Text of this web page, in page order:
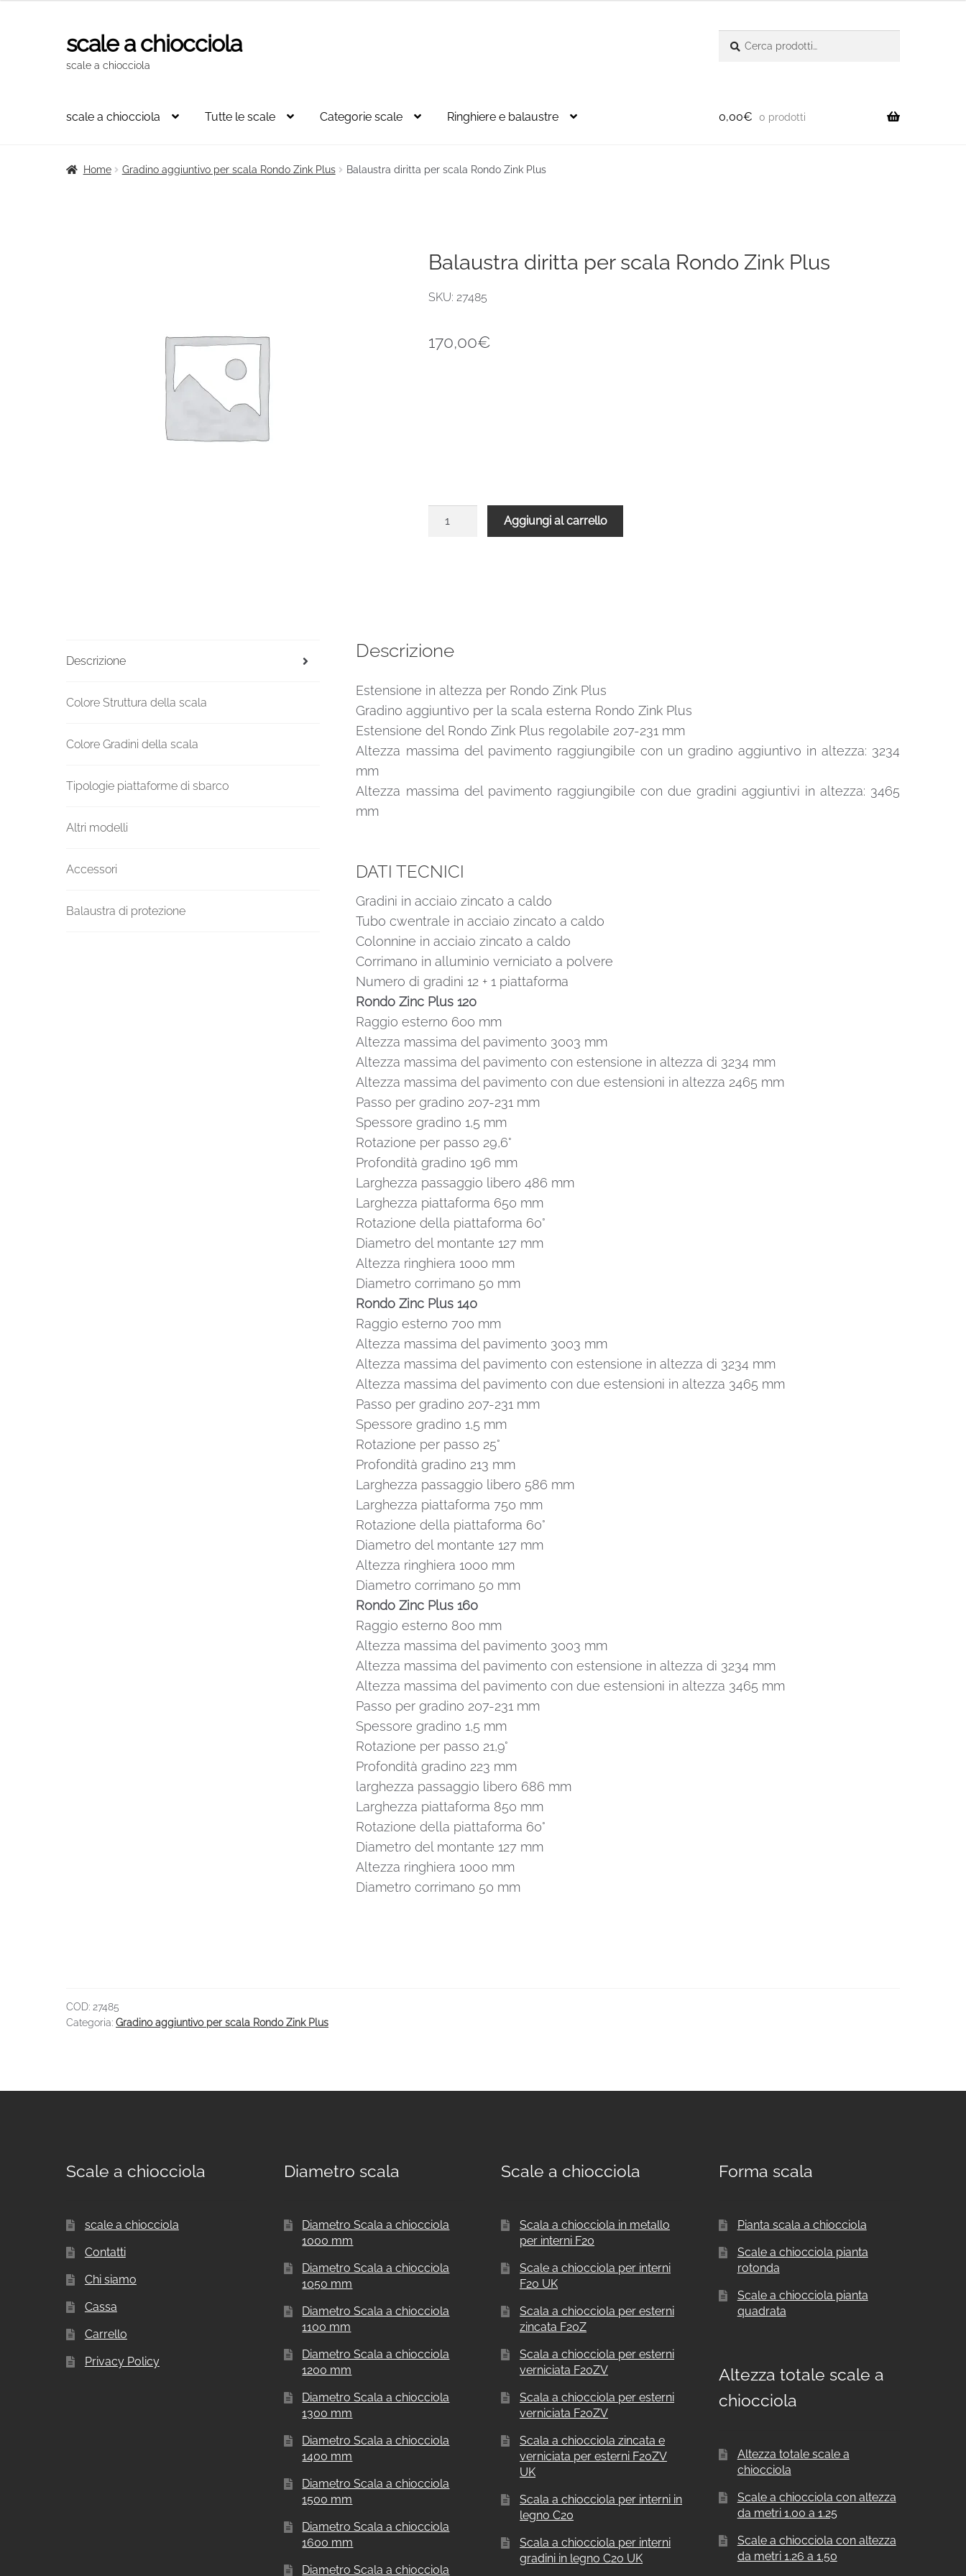
Vai
alla
Vai
al
scale a chiocciola
scale a chiocciola
scale a chiocciola Tutte le scale Categorie scale Ringhiere e balaustre 0,00€ 0 prodotti
Home Gradino aggiuntivo per scala Rondo Zink Plus Balaustra diritta per scala Rondo Zink Plus
Balaustra diritta per scala Rondo Zink Plus
SKU: 27485
170,00€
Aggiungi al carrello
Descrizione
Colore Struttura della scala
Colore Gradini della scala
Tipologie piattaforme di sbarco
Altri modelli
Accessori
Balaustra di protezione
Descrizione
Estensione in altezza per Rondo Zink Plus
Gradino aggiuntivo per la scala esterna Rondo Zink Plus
Estensione del Rondo Zink Plus regolabile 207-231 mm
Altezza massima del pavimento raggiungibile con un gradino aggiuntivo in altezza: 3234
mm
Altezza massima del pavimento raggiungibile con due gradini aggiuntivi in altezza: 3465
mm
DATI TECNICI
Gradini in acciaio zincato a caldo
Tubo cwentrale in acciaio zincato a caldo
Colonnine in acciaio zincato a caldo
Corrimano in alluminio verniciato a polvere
Numero di gradini 12 + 1 piattaforma
Rondo Zinc Plus 120
Raggio esterno 600 mm
Altezza massima del pavimento 3003 mm
Altezza massima del pavimento con estensione in altezza di 3234 mm
Altezza massima del pavimento con due estensioni in altezza 2465 mm
Passo per gradino 207-231 mm
Spessore gradino 1,5 mm
Rotazione per passo 29,6°
Profondità gradino 196 mm
Larghezza passaggio libero 486 mm
Larghezza piattaforma 650 mm
Rotazione della piattaforma 60°
Diametro del montante 127 mm
Altezza ringhiera 1000 mm
Diametro corrimano 50 mm
Rondo Zinc Plus 140
Raggio esterno 700 mm
Altezza massima del pavimento 3003 mm
Altezza massima del pavimento con estensione in altezza di 3234 mm
Altezza massima del pavimento con due estensioni in altezza 3465 mm
Passo per gradino 207-231 mm
Spessore gradino 1,5 mm
Rotazione per passo 25°
Profondità gradino 213 mm
Larghezza passaggio libero 586 mm
Larghezza piattaforma 750 mm
Rotazione della piattaforma 60°
Diametro del montante 127 mm
Altezza ringhiera 1000 mm
Diametro corrimano 50 mm
Rondo Zinc Plus 160
Raggio esterno 800 mm
Altezza massima del pavimento 3003 mm
Altezza massima del pavimento con estensione in altezza di 3234 mm
Altezza massima del pavimento con due estensioni in altezza 3465 mm
Passo per gradino 207-231 mm
Spessore gradino 1,5 mm
Rotazione per passo 21,9°
Profondità gradino 223 mm
larghezza passaggio libero 686 mm
Larghezza piattaforma 850 mm
Rotazione della piattaforma 60°
Diametro del montante 127 mm
Altezza ringhiera 1000 mm
Diametro corrimano 50 mm
COD:27485
Categoria:Gradino aggiuntivo per scala Rondo Zink Plus
Scale a chiocciola
scale a chiocciola
Contatti
Chi siamo
Cassa
Carrello
Privacy Policy
Diametro scala
Diametro Scala a chiocciola
1000 mm
Diametro Scala a chiocciola
1050 mm
Diametro Scala a chiocciola
1100 mm
Diametro Scala a chiocciola
1200 mm
Diametro Scala a chiocciola
1300 mm
Diametro Scala a chiocciola
1400 mm
Diametro Scala a chiocciola
1500 mm
Diametro Scala a chiocciola
1600 mm
Diametro Scala a chiocciola
Scale a chiocciola
Scala a chiocciola in metallo
per interni F20
Scale a chiocciola per interni
F20 UK
Scala a chiocciola per esterni
zincata F20Z
Scala a chiocciola per esterni
verniciata F20ZV
Scala a chiocciola per esterni
verniciata F20ZV
Scala a chiocciola zincata e
verniciata per esterni F20ZV
UK
Scala a chiocciola per interni in
legno C20
Scala a chiocciola per interni
gradini in legno C20 UK
Forma scala
Pianta scala a chiocciola
Scale a chiocciola pianta
rotonda
Scale a chiocciola pianta
quadrata
Altezza totale scale a
chiocciola
Altezza totale scale a
chiocciola
Scale a chiocciola con altezza
da metri 1.00 a 1.25
Scale a chiocciola con altezza
da metri 1.26 a 1.50